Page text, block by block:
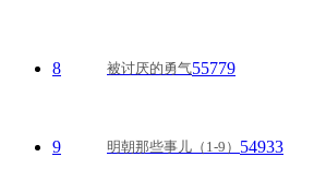
8 被讨厌的勇气55779
9 明朝那些事儿（1-9） 54933